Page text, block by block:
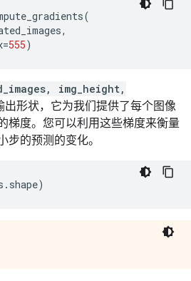
(
,
=555)
img_height,
出形状，它为我们提供了每个图像
梯度。您可以利用这些梯度来衡量
步的预测的变化。
. shape)